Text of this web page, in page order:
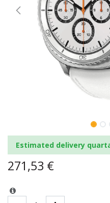
Estimated delivery
271,53 €